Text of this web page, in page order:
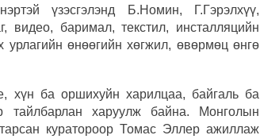
үзэсгэлэнд Б.Номин, Г.Гэрэлхүү,
видео, баримал, текстил, инсталляцийн
өнөөгийн хөгжил, өвөрмөц өнгө
хүн ба оршихуйн харилцаа, байгаль ба
тайлбарлан харуулж байна. Монголын
куратороор Томас Эллер ажиллаж